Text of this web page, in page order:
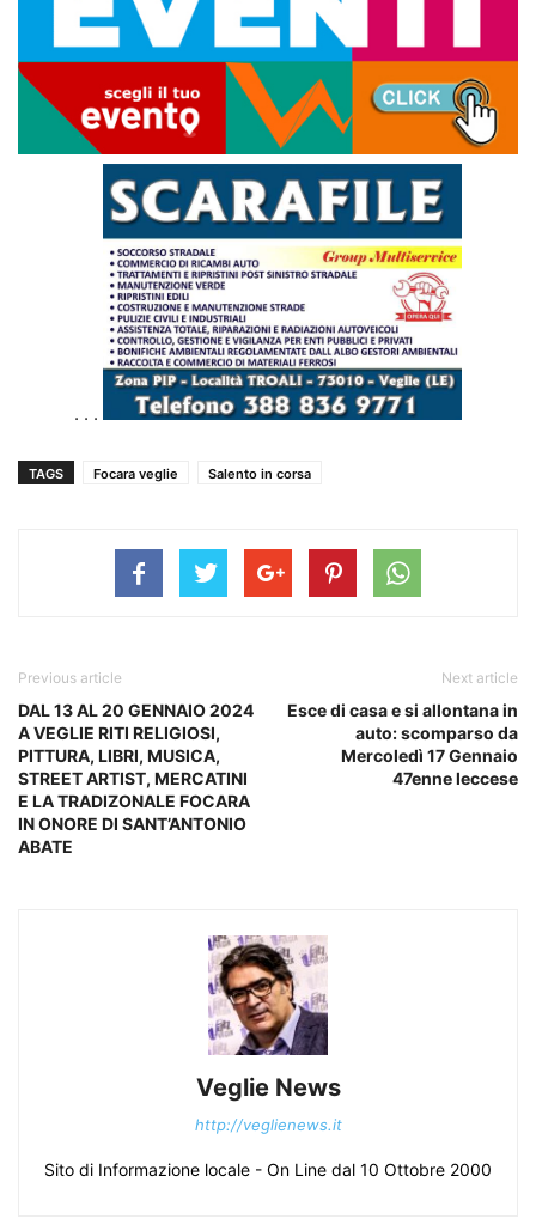
. . .
TAGS Focara veglie Salento in corsa
Previous article
DAL 13 AL 20 GENNAIO 2024
A VEGLIE RITI RELIGIOSI,
PITTURA, LIBRI, MUSICA,
STREET ARTIST, MERCATINI
E LA TRADIZONALE FOCARA
IN ONORE DI SANT’ANTONIO
ABATE
Next article
Esce di casa e si allontana in
auto: scomparso da
Mercoledì 17 Gennaio
47enne leccese
Veglie News
http://veglienews.it
Sito di Informazione locale - On Line dal 10 Ottobre 2000